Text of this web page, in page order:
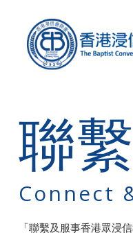
聯
Connect
「聯繫及服事香港眾浸